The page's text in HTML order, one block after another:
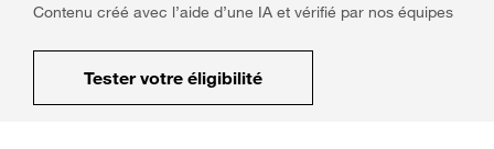
Contenu créé avec l’aide d’une IA et vérifié par nos équipes
Tester votre éligibilité